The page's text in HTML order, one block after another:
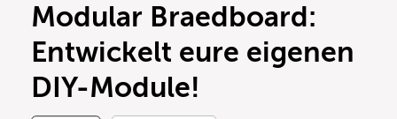
Modular Braedboard:
Entwickelt eure eigenen
DIY-Module!